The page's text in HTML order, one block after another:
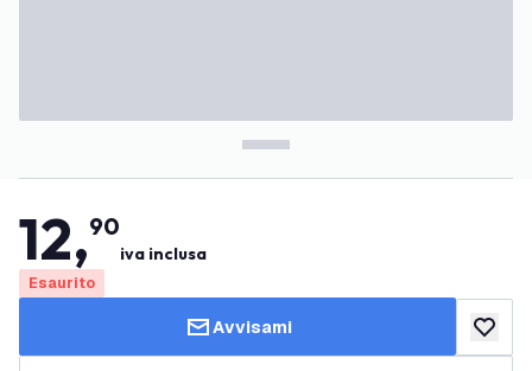
12,90
iva inclusa
Esaurito
Avvisami